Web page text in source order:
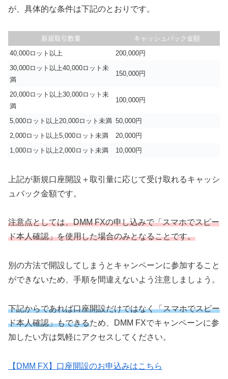
が、具体的な条件は下記のとおりです。
新規取引数量
キャッシュバック金額
40,000ロット以上
200,000円
30,000ロット以上40,000ロット未
満
150,000円
20,000ロット以上30,000ロット未
満
100,000円
5,000ロット以上20,000ロット未満 50,000円
2,000ロット以上5,000ロット未満
20,000円
1,000ロット以上2,000ロット未満
10,000円
上記が新規口座開設＋取引量に応じて受け取れるキャッシ
ュバック金額です。
注意点としては、DMM FXの申し込みで「スマホでスピー
ド本人確認」を使用した場合のみとなることです。
別の方法で開設してしまうとキャンペーンに参加すること
ができないため、手順を間違えないよう注意しましょう。
下記からであれば口座開設だけではなく「スマホでスピー
ド本人確認」もできるため、DMM FXでキャンペーンに参
加したい方は気軽にアクセスしてください。
【DMM FX】口座開設のお申込みはこちら